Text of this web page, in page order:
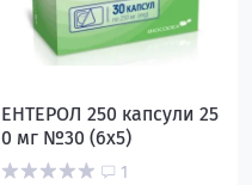
ЕНТЕРОЛ 250 капсули 25
0 мг №30 (6х5)
1